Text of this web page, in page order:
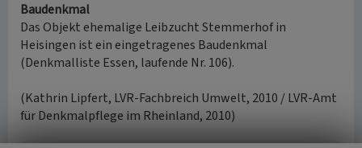
Baudenkmal
Das Objekt ehemalige Leibzucht Stemmerhof in
Heisingen ist ein eingetragenes Baudenkmal
(Denkmalliste Essen, laufende Nr. 106).
(Kathrin Lipfert, LVR-Fachbreich Umwelt, 2010 / LVR-Amt
für Denkmalpflege im Rheinland, 2010)